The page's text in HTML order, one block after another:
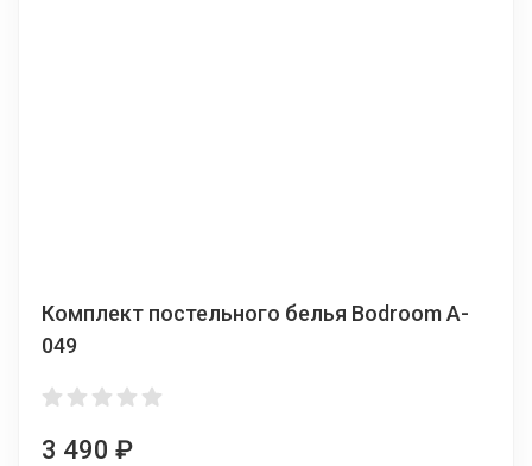
Комплект постельного белья Bodroom A-
049
3 490 ₽